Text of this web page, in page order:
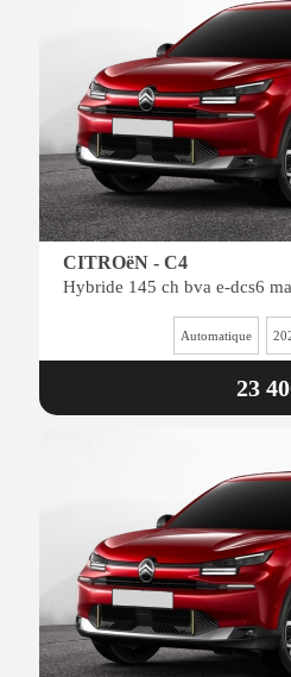
CITROëN - C4
Automatique
23